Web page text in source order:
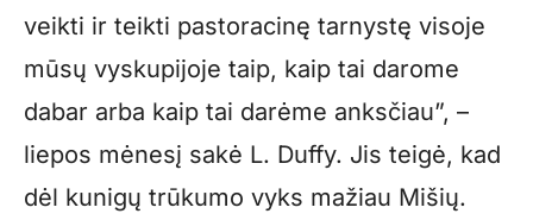
veikti ir teikti pastoracinę tarnystę visoje
mūsų vyskupijoje taip, kaip tai darome
dabar arba kaip tai darėme anksčiau”, –
liepos mėnesį sakė L. Duffy. Jis teigė, kad
dėl kunigų trūkumo vyks mažiau Mišių.